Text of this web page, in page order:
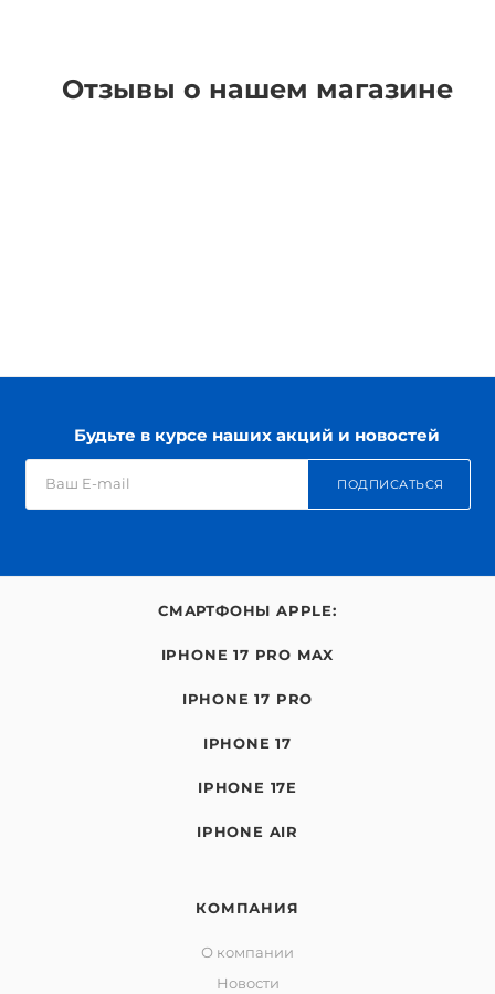
Отзывы о нашем магазине
Будьте в курсе наших акций и новостей
ПОДПИСАТЬСЯ
СМАРТФОНЫ APPLE:
IPHONE 17 PRO MAX
IPHONE 17 PRO
IPHONE 17
IPHONE 17E
IPHONE AIR
КОМПАНИЯ
О компании
Новости